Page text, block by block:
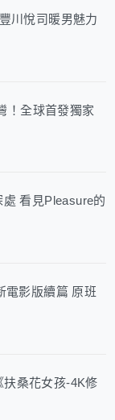
川悅司暖男魅力
！全球首發獨家
看見Pleasure的
電影版續篇 原班
扶桑花女孩-4K修